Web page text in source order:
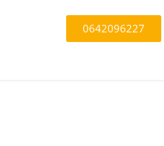
0642096227